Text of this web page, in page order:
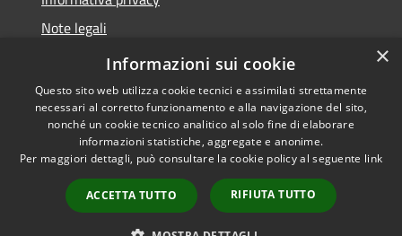
Note legali
Dichiarazione di accessibilità
Accessibilità
Copyright © 2026 • Comune di
Cugnoli • Powered by
Municipium•
Accesso
redazione
×
Informazioni sui cookie
Questo sito web utilizza cookie tecnici e assimilati strettamente
necessari al corretto funzionamento e alla navigazione del sito,
nonché un cookie tecnico analitico al solo fine di elaborare
informazioni statistiche, aggregate e anonime.
Per maggiori dettagli, può consultare la cookie policy al seguente link
ACCETTA TUTTO RIFIUTA TUTTO